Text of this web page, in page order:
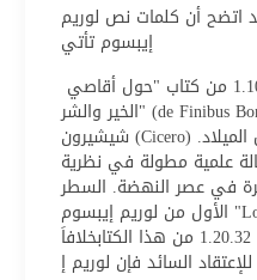
اتضح أن كلمات نص لوريم
إيبسوم تأتي
الخير والشر" (de Finibus Bonorum et Malorum) للمفكر
شيشيرون (Cicero) والذي كتبه في عام 45 قبل الميلاد.
علمية مطولة في نظرية
في عصر النهضة. السطر
الأول من لوريم إيبسوم "Lorem ipsum dolor sit amet.."
يأتي من سطر في القسم 1.20.32 من هذا الكتابخلافاَ
للإعتقاد السائد فإن لوريم إ